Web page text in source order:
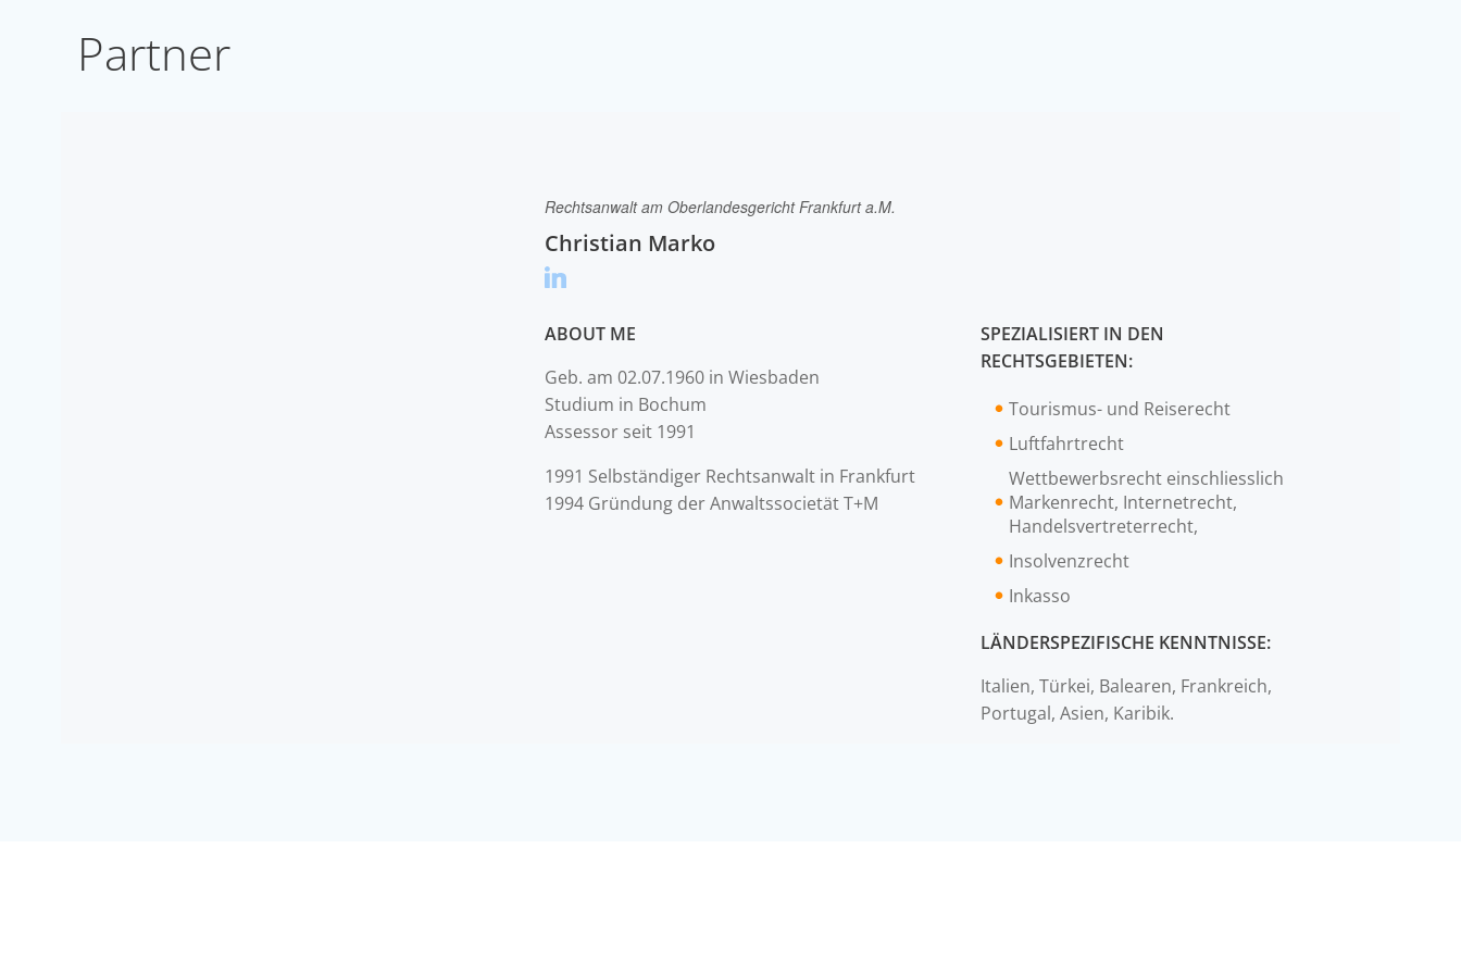
Partner
Rechtsanwalt am Oberlandesgericht Frankfurt a.M.
Christian Marko
ABOUT ME
Geb. am 02.07.1960 in Wiesbaden
Studium in Bochum
Assessor seit 1991
1991 Selbständiger Rechtsanwalt in Frankfurt
1994 Gründung der Anwaltssocietät T+M
SPEZIALISIERT IN DEN
RECHTSGEBIETEN:
Tourismus- und Reiserecht
Luftfahrtrecht
Wettbewerbsrecht einschliesslich
Markenrecht, Internetrecht,
Handelsvertreterrecht,
Insolvenzrecht
Inkasso
LÄNDERSPEZIFISCHE KENNTNISSE:
Italien, Türkei, Balearen, Frankreich,
Portugal, Asien, Karibik.